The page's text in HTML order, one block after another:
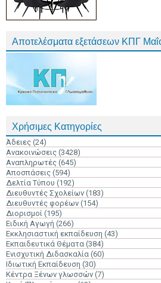
Αποτελέσματα εξετάσεων ΚΠΓ
Χρήσιμες Κατηγορίες
Άδειες (24)
Ανακοινώσεις (3428)
Αναπληρωτές (645)
Αποσπάσεις (594)
Δελτία Τύπου (192)
Διευθυντές Σχολείων (183)
Διευθυντές φορέων (154)
Διορισμοί (195)
Ειδική Αγωγή (266)
Εκκλησιαστική εκπαίδευση (43)
Εκπαιδευτικά Θέματα (384)
Ενισχυτική Διδασκαλία (60)
Ιδιωτική Εκπαίδευση (30)
Κέντρα Ξένων γλωσσών (7)